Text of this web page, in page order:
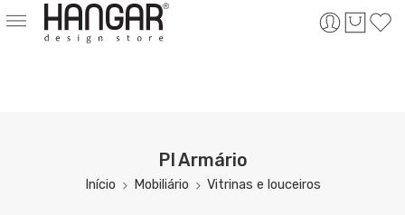
PI Armário
Início Mobiliário Vitrinas e louceiros